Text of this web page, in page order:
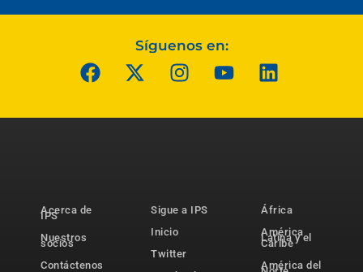
Síguenos en:
Acerca de
IPS
Nuestros
socios
Contáctenos
Sigue a IPS
Inicio
Twitter
África
América
Latina y el
Caribe
América del